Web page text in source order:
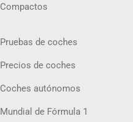
Compactos
Pruebas de coches
Precios de coches
Coches autónomos
Mundial de Fórmula 1